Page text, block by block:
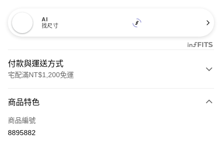
AI
找尺寸
付款與運送方式
宅配滿NT$1,200免運
信用卡一次付款
信用卡分期付款
商品特色
商品編號
8895882